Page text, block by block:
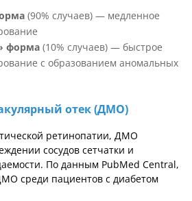
(90% случаев) — медленное
форма (10% случаев) — быстрое
с образованием аномальных
отек (ДМО)
ретинопатии, ДМО
сосудов сетчатки и
По данным PubMed Central,
среди пациентов с диабетом